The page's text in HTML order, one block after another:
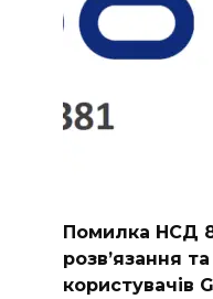
Помилка НСД
розв’язання
користувачів